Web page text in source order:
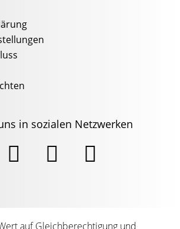
in sozialen Netzwerken
  
auf Gleichberechtigung und